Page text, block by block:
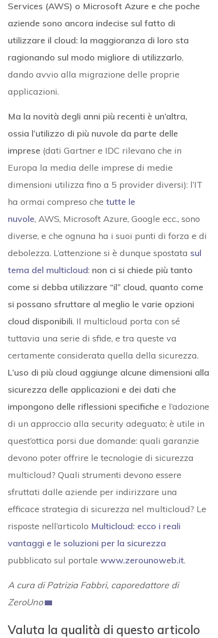
Services (AWS) o Microsoft Azure e che poche
aziende sono ancora indecise sul fatto di
utilizzare il cloud: la maggioranza di loro sta
ragionando sul modo migliore di utilizzarlo,
dando avvio alla migrazione delle proprie
applicazioni.
Ma la novità degli anni più recenti è un’altra,
ossia l’utilizzo di più nuvole da parte delle
imprese (dati Gartner e IDC rilevano che in
Europa la media delle imprese di medie
dimensioni utilizza fino a 5 provider diversi): l’IT
ha ormai compreso che tutte le
nuvole, AWS, Microsoft Azure, Google ecc., sono
diverse, e che ognuna ha i suoi punti di forza e di
debolezza. L’attenzione si è dunque spostata sul
tema del multicloud: non ci si chiede più tanto
come si debba utilizzare “il” cloud, quanto come
si possano sfruttare al meglio le varie opzioni
cloud disponibili. Il multicloud porta con sé
tuttavia una serie di sfide, e tra queste va
certamente considerata quella della sicurezza.
L’uso di più cloud aggiunge alcune dimensioni alla
sicurezza delle applicazioni e dei dati che
impongono delle riflessioni specifiche e l’adozione
di un approccio alla security adeguato; è utile in
quest’ottica porsi due domande: quali garanzie
devono poter offrire le tecnologie di sicurezza
multicloud? Quali strumenti devono essere
sfruttati dalle aziende per indirizzare una
efficace strategia di sicurezza nel multicloud? Le
risposte nell’articolo Multicloud: ecco i reali
vantaggi e le soluzioni per la sicurezza
pubblicato sul portale www.zerounoweb.it.
A cura di Patrizia Fabbri, caporedattore di
ZeroUno
Valuta la qualità di questo articolo